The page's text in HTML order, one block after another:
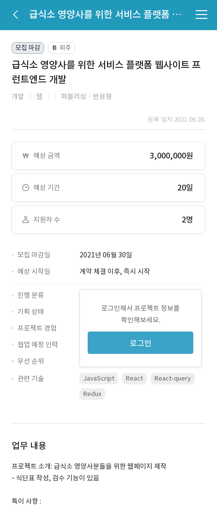
급식소 영양사를 위한 서비스 플랫폼 웹사이트 프런트엔드 개발
모집 마감 📔 외주
급식소 영양사를 위한 서비스 플랫폼 웹사이트 프
런트엔드 개발
개발 웹 퍼블리싱ㆍ반응형
등록 일자 2021.06.28.
예상 금액 3,000,000원
예상 기간 20일
지원자 수 2명
모집 마감일
2021년 06월 30일
예상 시작일
계약 체결 이후, 즉시 시작
로그인해서 프로젝트 정보를
확인해보세요.
로그인
진행 분류
기획 상태
프로젝트 경험
협업 예정 인력
우선 순위
관련 기술
JavaScript React
React-query
Redux
업무 내용
프로젝트 소개: 급식소 영양사분들을 위한 웹페이지 제작
- 식단표 작성, 검수 기능이 있음
특이 사항 :